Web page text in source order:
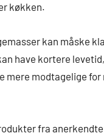
køkken.
kan måske
have kortere
modtagelige for
fra